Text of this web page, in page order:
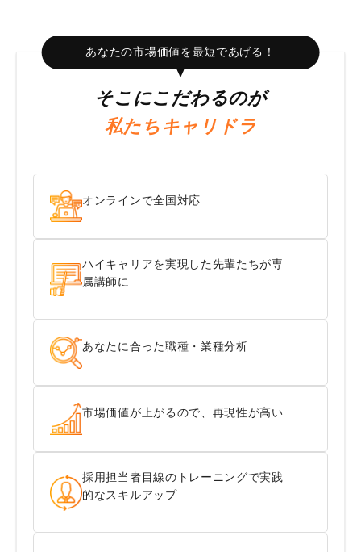
あなたの市場価値を最短であげる！
そこにこだわるのが
私たちキャリドラ
オンラインで全国対応
ハイキャリアを実現した先輩たちが専
属講師に
あなたに合った職種・業種分析
市場価値が上がるので、再現性が高い
採用担当者目線のトレーニングで実践
的なスキルアップ